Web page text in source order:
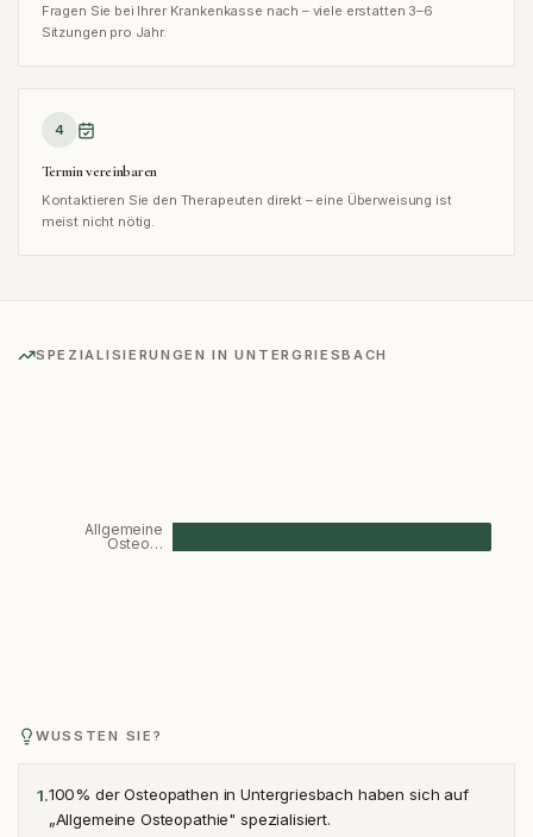
Fragen Sie bei Ihrer Krankenkasse nach – viele erstatten 3–6
Sitzungen pro Jahr.
4
Termin vereinbaren
Kontaktieren Sie den Therapeuten direkt – eine Überweisung ist
meist nicht nötig.
SPEZIALISIERUNGEN INUNTERGRIESBACH
Allgemeine
Osteo…
WUSSTEN SIE?
1.100% der Osteopathen in Untergriesbach haben sich auf
„Allgemeine Osteopathie" spezialisiert.